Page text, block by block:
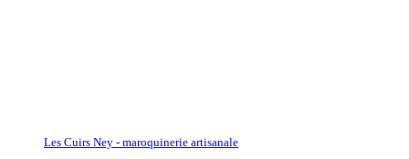
Les Cuirs Ney - maroquinerie artisanale